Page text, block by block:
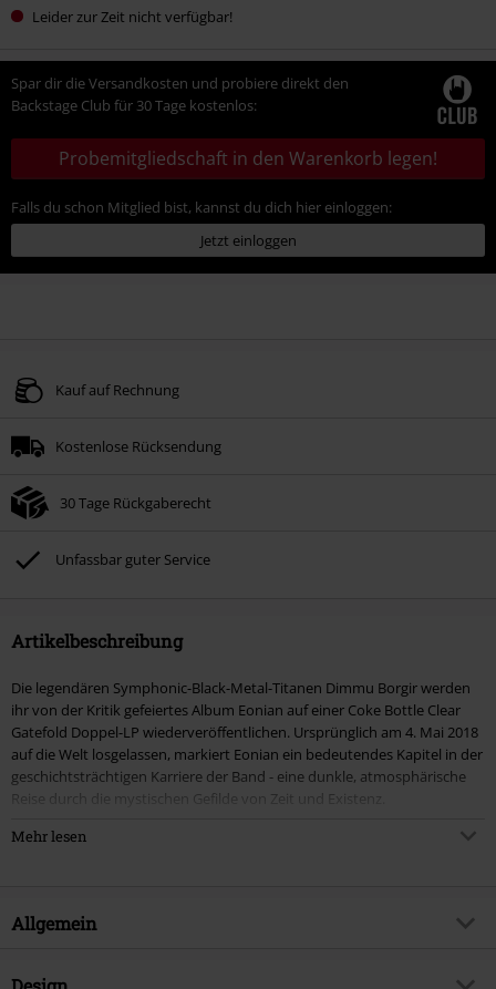
Leider zur Zeit nicht verfügbar!
Spar dir die Versandkosten und probiere direkt den
Backstage Club für 30 Tage kostenlos:
Probemitgliedschaft in den Warenkorb legen!
Falls du schon Mitglied bist, kannst du dich hier einloggen:
Jetzt einloggen
Kauf auf Rechnung
Kostenlose Rücksendung
30 Tage Rückgaberecht
Unfassbar guter Service
Artikelbeschreibung
Die legendären Symphonic-Black-Metal-Titanen Dimmu Borgir werden
ihr von der Kritik gefeiertes Album Eonian auf einer Coke Bottle Clear
Gatefold Doppel-LP wiederveröffentlichen. Ursprünglich am 4. Mai 2018
auf die Welt losgelassen, markiert Eonian ein bedeutendes Kapitel in der
geschichtsträchtigen Karriere der Band - eine dunkle, atmosphärische
Reise durch die mystischen Gefilde von Zeit und Existenz.
Diese spezielle Wiederveröffentlichung von Eonian erweckt das Album
grandiosen Klangwelten von Dimmu Borgir einzutauchen, wo epische
Mehr lesen
Allgemein
Artikelnummer: